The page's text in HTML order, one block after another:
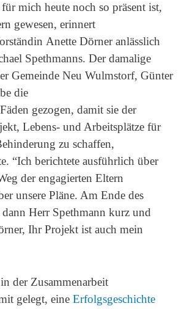
mich heute noch so präsent ist,
gewesen, erinnert
Anette Dörner anlässlich
Spethmanns. Der damalige
Gemeinde Neu Wulmstorf, Günter
die
gezogen, damit sie der
Lebens- und Arbeitsplätze für
zu schaffen,
“Ich berichtete ausführlich über
der engagierten Eltern
unsere Pläne. Am Ende des
dann Herr Spethmann kurz und
Ihr Projekt ist auch mein
der Zusammenarbeit
gelegt, eine Erfolgsgeschichte